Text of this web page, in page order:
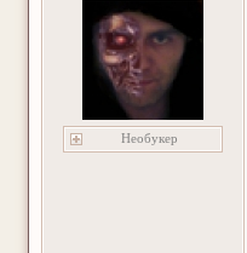
Необукер